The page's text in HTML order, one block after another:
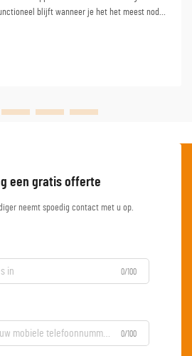
blijft wanneer je het het meest nodig
een gratis offerte
neemt spoedig contact met u op.
0/100
0/100